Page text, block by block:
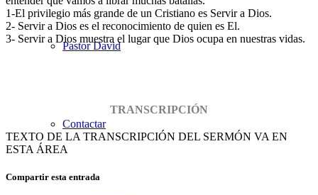
Pastor David
Contactar
1-El privilegio más grande de un Cristiano es Servir a Dios.
2- Servir a Dios es el reconocimiento de quien es El.
3- Servir a Dios muestra el lugar que Dios ocupa en nuestras vidas.
TRANSCRIPCIÓN
TEXTO DE LA TRANSCRIPCIÓN DEL SERMÓN VA EN
ESTA ÁREA
Compartir esta entrada